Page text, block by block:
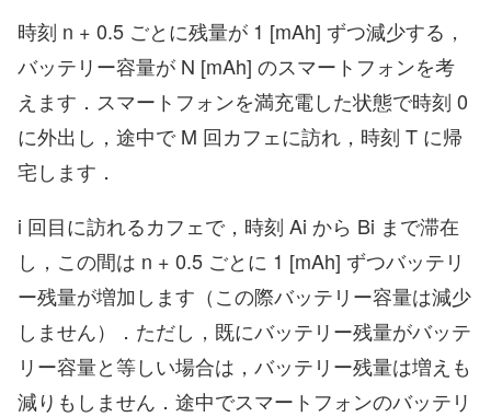
時刻 n + 0.5 ごとに残量が 1 [mAh] ずつ減少する，
バッテリー容量が N [mAh] のスマートフォンを考
えます．スマートフォンを満充電した状態で時刻 0
に外出し，途中で M 回カフェに訪れ，時刻 T に帰
宅します．
i 回目に訪れるカフェで，時刻 Ai から Bi まで滞在
し，この間は n + 0.5 ごとに 1 [mAh] ずつバッテリ
ー残量が増加します（この際バッテリー容量は減少
しません）．ただし，既にバッテリー残量がバッテ
リー容量と等しい場合は，バッテリー残量は増えも
減りもしません．途中でスマートフォンのバッテリ